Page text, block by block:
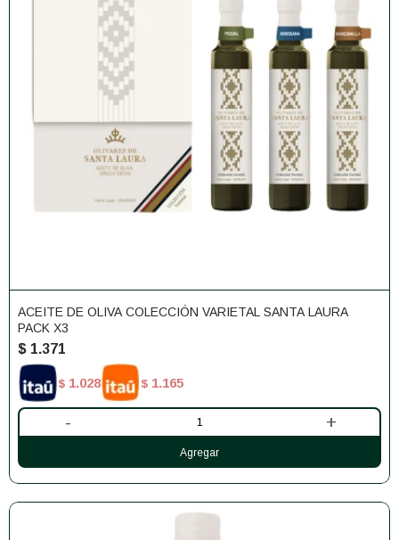
ACEITE DE OLIVA COLECCIÓN VARIETAL SANTA LAURA
PACK X3
$ 1.371
$ 1.028 $ 1.165
- +